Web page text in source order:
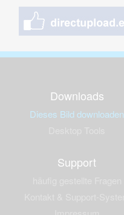
Downloads
Dieses Bild downloaden
Support